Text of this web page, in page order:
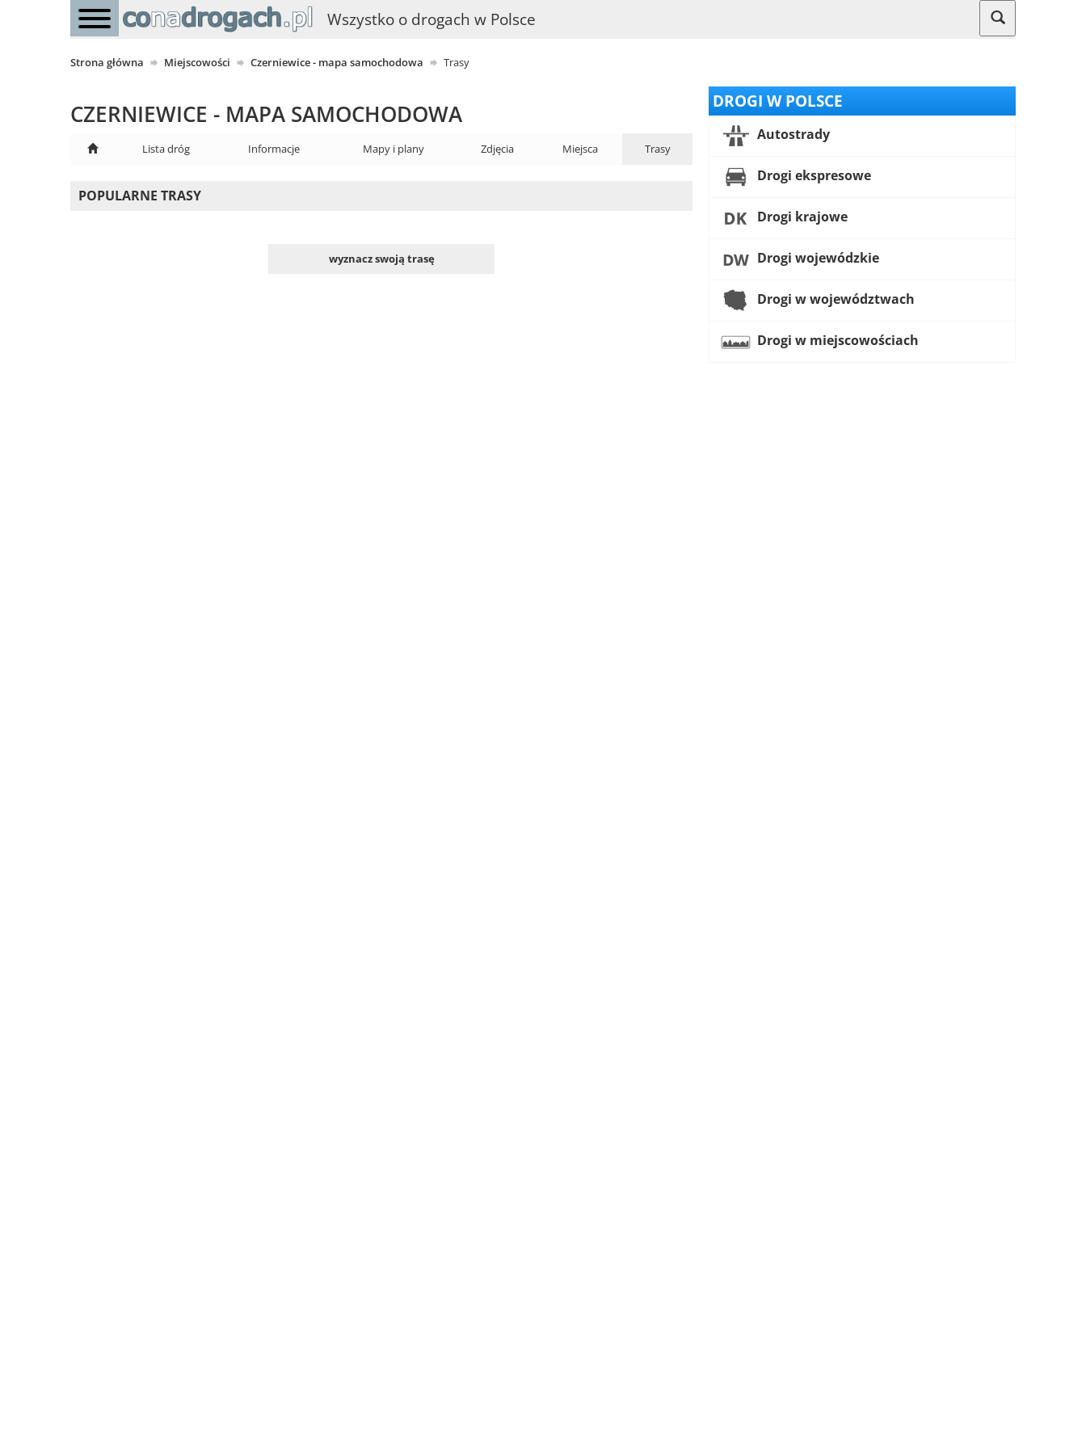
Wszystko o drogach w Polsce
Strona główna Miejscowości Czerniewice - mapa samochodowa Trasy
CZERNIEWICE - MAPA SAMOCHODOWA
Lista dróg Informacje Mapy i plany Zdjęcia Miejsca Trasy
POPULARNE TRASY
wyznacz swoją trasę
DROGI W POLSCE
Autostrady
Drogi ekspresowe
Drogi krajowe
Drogi wojewódzkie
Drogi w województwach
Drogi w miejscowościach